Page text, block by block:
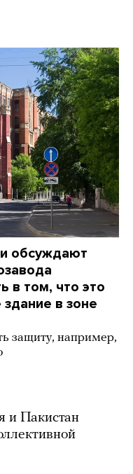
обсуждают
в том, что это
в зоне
защиту, например,
и Пакистан